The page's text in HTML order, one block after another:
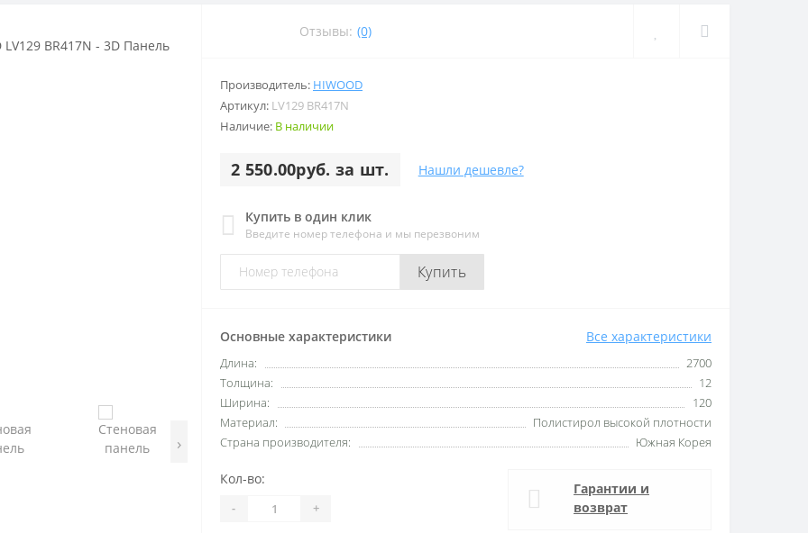
›
Отзывы: (0)
Производитель: HIWOOD
Артикул: LV129 BR417N
Наличие: В наличии
2 550.00руб. за шт. Нашли дешевле?
Купить в один клик
Введите номер телефона и мы перезвоним
Купить
Основные характеристики Все характеристики
Длина:
2700
Толщина:
12
Ширина:
120
Материал:
Полистирол высокой плотности
Страна производителя:
Южная Корея
Кол-во:
- +
Гарантии и
возврат